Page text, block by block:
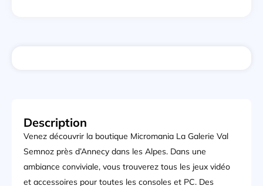
Description
Venez découvrir la boutique Micromania La Galerie Val
Semnoz près d’Annecy dans les Alpes. Dans une
ambiance conviviale, vous trouverez tous les jeux vidéo
et accessoires pour toutes les consoles et PC. Des